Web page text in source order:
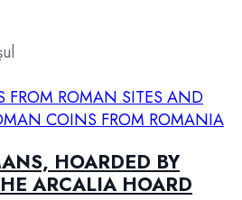
FROM ROMAN SITES AND
COINS FROM ROMANIA
HOARDED BY
ARCALIA HOARD